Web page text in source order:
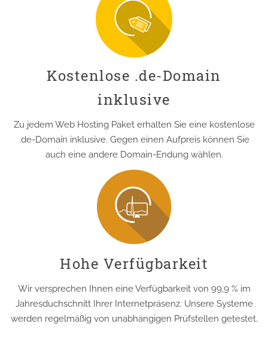
Kostenlose .de-Domain
inklusive
Zu jedem Web Hosting Paket erhalten Sie eine kostenlose
.de-Domain inklusive. Gegen einen Aufpreis können Sie
auch eine andere Domain-Endung wählen.
Hohe Verfügbarkeit
Wir versprechen Ihnen eine Verfügbarkeit von 99,9 % im
Jahresduchschnitt Ihrer Internetpräsenz. Unsere Systeme
werden regelmäßig von unabhängigen Prüfstellen getestet.